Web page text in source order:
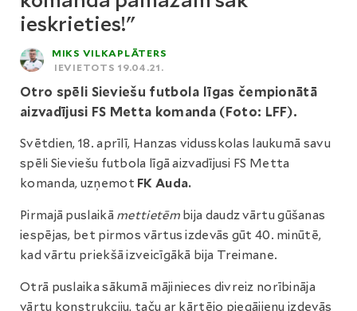
ieskrieties!"
MIKS VILKAPLĀTERS
IEVIETOTS 19.04.21.
Otro spēli Sieviešu futbola līgas čempionātā
aizvadījusi FS Metta komanda (Foto: LFF).
Svētdien, 18. aprīlī, Hanzas vidusskolas laukumā savu
spēli Sieviešu futbola līgā aizvadījusi FS Metta
komanda, uzņemot FK Auda.
Pirmajā puslaikā mettietēmbija daudz vārtu gūšanas
iespējas, bet pirmos vārtus izdevās gūt 40. minūtē,
kad vārtu priekšā izveicīgākā bija Treimane.
Otrā puslaika sākumā mājinieces divreiz norībināja
vārtu konstrukciju, taču ar kārtējo piegājienu izdevās